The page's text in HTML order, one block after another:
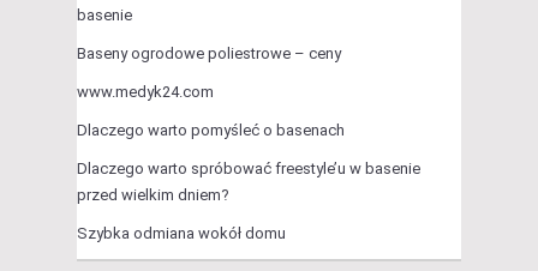
basenie
Baseny ogrodowe poliestrowe – ceny
www.medyk24.com
Dlaczego warto pomyśleć o basenach
Dlaczego warto spróbować freestyle’u w basenie
przed wielkim dniem?
Szybka odmiana wokół domu